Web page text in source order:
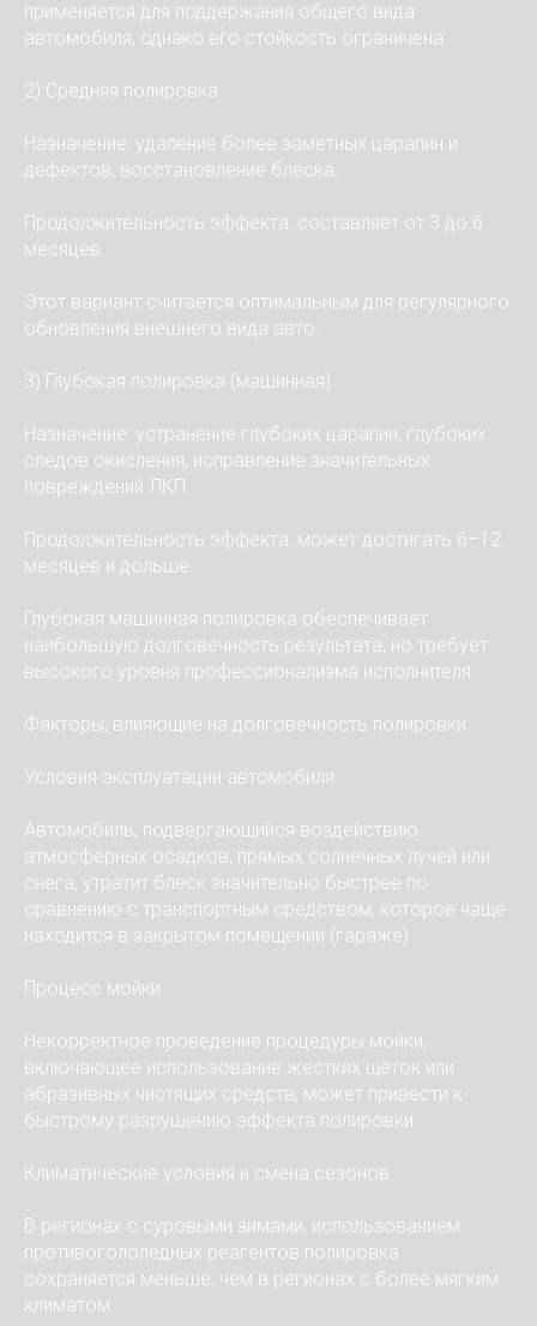
применяется для поддержания общего вида
автомобиля, однако его стойкость ограничена.
2) Средняя полировка
Назначение: удаление более заметных царапин и
дефектов, восстановление блеска.
Продолжительность эффекта: составляет от 3 до 6
месяцев.
Этот вариант считается оптимальным для регулярного
обновления внешнего вида авто.
3) Глубокая полировка (машинная)
Назначение: устранение глубоких царапин, глубоких
следов окисления, исправление значительных
повреждений ЛКП.
Продолжительность эффекта: может достигать 6–12
месяцев и дольше.
Глубокая машинная полировка обеспечивает
наибольшую долговечность результата, но требует
высокого уровня профессионализма исполнителя.
Факторы, влияющие на долговечность полировки
Условия эксплуатации автомобиля
Автомобиль, подвергающийся воздействию
атмосферных осадков, прямых солнечных лучей или
снега, утратит блеск значительно быстрее по
сравнению с транспортным средством, которое чаще
находится в закрытом помещении (гараже).
Процесс мойки
Некорректное проведение процедуры мойки,
включающее использование жестких щеток или
абразивных чистящих средств, может привести к
быстрому разрушению эффекта полировки.
Климатические условия и смена сезонов
В регионах с суровыми зимами, использованием
противогололедных реагентов полировка
сохраняется меньше, чем в регионах с более мягким
климатом.